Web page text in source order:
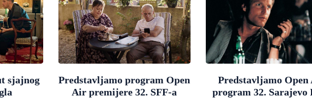
sjajnog
Predstavljamo program Open
Air premijere 32. SFF-a
Predstavljamo
program 32. Sarajevo